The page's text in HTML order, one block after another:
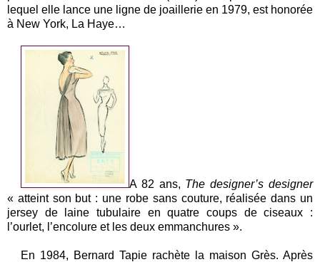
lequel elle lance une ligne de joaillerie en 1979, est honorée
à New York, La Haye…
A 82 ans, The designer’s designer
« atteint son but : une robe sans couture, réalisée dans un
jersey de laine tubulaire en quatre coups de ciseaux :
l’ourlet, l’encolure et les deux emmanchures ».
En 1984, Bernard Tapie rachète la maison Grès. Après